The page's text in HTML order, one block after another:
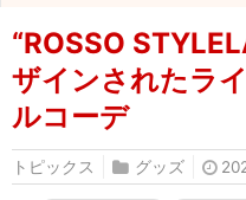
“ROSSO
ザインされたラ
ルコーデ
トピックス グッズ